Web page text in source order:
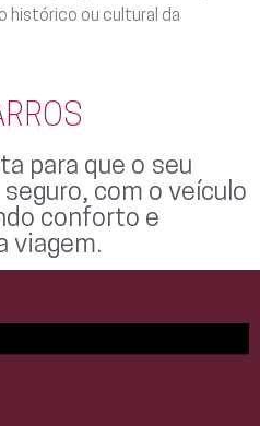
histórico ou cultural da
para que o seu
com o veículo
conforto e
viagem.